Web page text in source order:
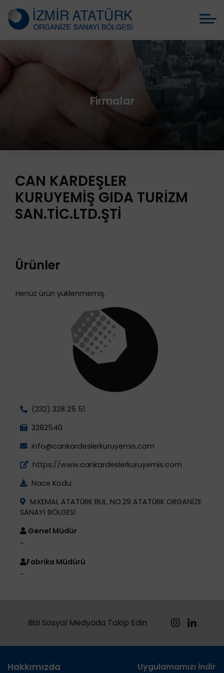
Firmalar
CAN KARDEŞLER
KURUYEMİŞ GIDA TURİZM
SAN.TİC.LTD.ŞTİ
Ürünler
Henüz ürün yüklenmemiş.
(232) 328 25 51
3282540
info@cankardeslerkuruyemis.com
https://www.cankardeslerkuruyemis.com
Nace Kodu:
M.KEMAL ATATÜRK BUL. NO.29 ATATÜRK ORGANİZE
SANAYİ BÖLGESİ
Genel Müdür
-
Fabrika Müdürü
-
Bizi Sosyal Medyada Takip Edin
Hakkımızda Uygulamamızı İndirin